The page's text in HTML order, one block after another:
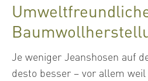
Je weniger Jeanshosen auf
desto besser – vor allem